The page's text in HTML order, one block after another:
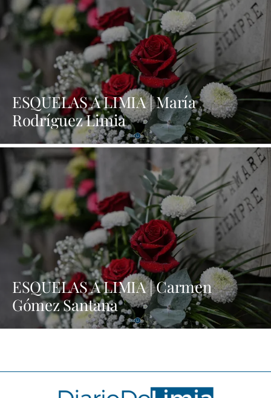
ESQUELAS A LIMIA | María
Rodríguez Limia
ESQUELAS A LIMIA | Carmen
Gómez Santana